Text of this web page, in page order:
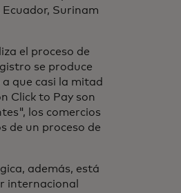
Ecuador, Surinam
el proceso de
se produce
a que casi la mitad
Click to Pay son
los comercios
de un proceso de
además, está
internacional